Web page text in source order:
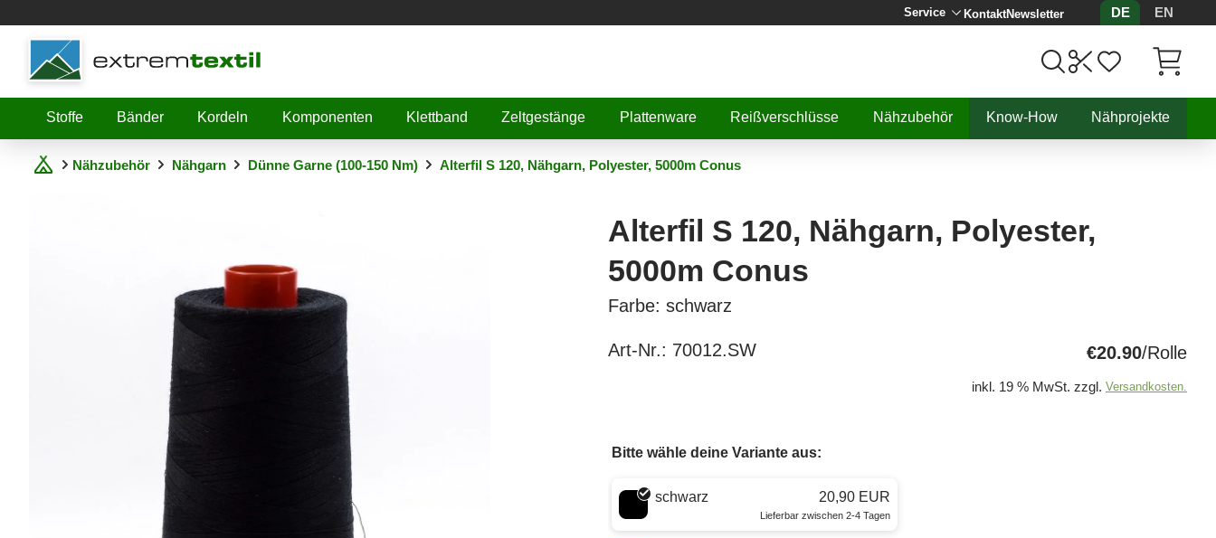
Service KontaktNewsletter DE
EN
Shopware
Stoffe
Bänder Kordeln Komponenten Klettband Zeltgestänge Plattenware Reißverschlüsse Nähzubehör Know-How Nähprojekte
Nähzubehör Nähgarn Dünne Garne (100-150 Nm) Alterfil S 120, Nähgarn, Polyester, 5000m Conus
Alterfil S 120, Nähgarn, Polyester,
5000m Conus
Farbe: schwarz
Art-Nr.: 70012.SW €20.90/Rolle
inkl. 19 % MwSt. zzgl. Versandkosten.
Bitte wähle deine Variante aus:
Wähle eine Farbe
schwarz 20,90 EUR
Lieferbar zwischen 2-4 Tagen